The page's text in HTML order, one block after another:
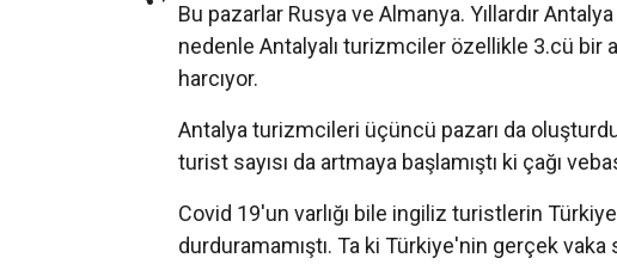
Bu pazarlar Rusya ve Almanya. Yıllardır
nedenle Antalyalı turizmciler özellikle 3.cü bir
harcıyor.
Antalya turizmcileri üçüncü pazarı da
turist sayısı da artmaya başlamıştı ki çağı
Covid 19'un varlığı bile ingiliz turistlerin
durduramamıştı. Ta ki Türkiye'nin gerçek vaka